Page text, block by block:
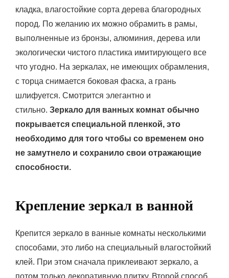
кладка, влагостойкие сорта дерева благородных
пород. По желанию их можно обрамить в рамы,
выполненные из бронзы, алюминия, дерева или
экологически чистого пластика имитирующего все
что угодно. На зеркалах, не имеющих обрамления,
с торца снимается боковая фаска, а грань
шлифуется. Смотрится элегантно и
стильно. Зеркало для ванных комнат обычно
покрывается специальной пленкой, это
необходимо для того чтобы со временем оно
не замутнело и сохранило свои отражающие
способности.
Крепление зеркал в ванной
Крепится зеркало в ванные комнаты несколькими
способами, это либо на специальный влагостойкий
клей. При этом сначала приклеивают зеркало, а
потом только декоративную плитку. Второй способ